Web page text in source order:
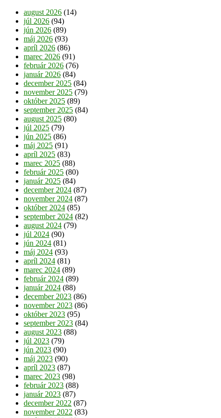
august 2026 (14)
júl 2026 (94)
jún 2026 (89)
máj 2026 (93)
apríl 2026 (86)
marec 2026 (91)
február 2026 (76)
január 2026 (84)
december 2025 (84)
november 2025 (79)
október 2025 (89)
september 2025 (84)
august 2025 (80)
júl 2025 (79)
jún 2025 (86)
máj 2025 (91)
apríl 2025 (83)
marec 2025 (88)
február 2025 (80)
január 2025 (84)
december 2024 (87)
november 2024 (87)
október 2024 (85)
september 2024 (82)
august 2024 (79)
júl 2024 (90)
jún 2024 (81)
máj 2024 (93)
apríl 2024 (81)
marec 2024 (89)
február 2024 (89)
január 2024 (88)
december 2023 (86)
november 2023 (86)
október 2023 (95)
september 2023 (84)
august 2023 (88)
júl 2023 (79)
jún 2023 (90)
máj 2023 (90)
apríl 2023 (87)
marec 2023 (98)
február 2023 (88)
január 2023 (87)
december 2022 (87)
november 2022 (83)